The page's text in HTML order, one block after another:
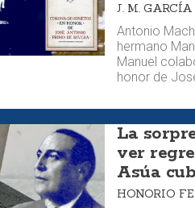
J. M.
Antonio
hermano
Manuel
honor de
La
ver
Asúa
HONORIO